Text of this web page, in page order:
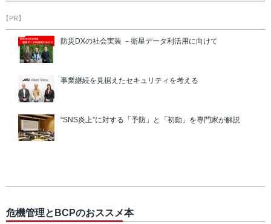
【PR】
防災DXの社会実装 －衛星データ利活用に向けて
事業継続を見据えたセキュリティを考える
“SNS炎上”に対する「予防」と「初動」を専門家が解説
危機管理とBCPのおススメ本